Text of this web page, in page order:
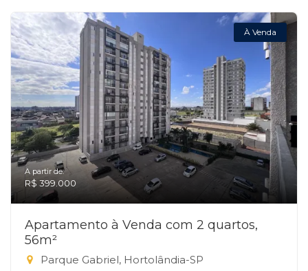
À Venda
A partir de:
R$ 399.000
Apartamento à Venda com 2 quartos,
56m²
Parque Gabriel, Hortolândia-SP